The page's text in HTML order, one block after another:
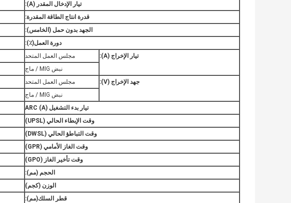
تيار الإدخال المقدر (A)
:
قدرة انتاج الطاقة المقدرة:
الجهد بدون حمل ( الخامس)
:
دورة العمل(٪):
تيار الإخراج (A):
مجلس العمل المتحد
نبض MIG / ماج
جهد الإخراج (V):
مجلس العمل المتحد
نبض MIG / ماج
تيار بدء التشغيل ARC (A)
وقت الإبطاء الحالي (UPSL)
وقت التباطؤ الحالي (DWSL)
وقت الغاز الأمامي (GPR)
وقت تأخير الغاز (GPO)
الحجم (مم):
الوزن (كجم)
قطر السلك(مم)
: